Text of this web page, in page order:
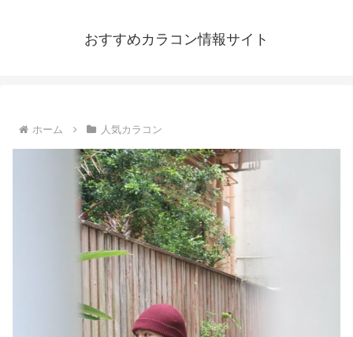
おすすめカラコン情報サイト
ホーム 人気カラコン